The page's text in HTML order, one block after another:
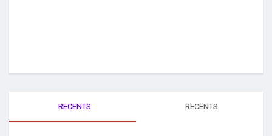
RECENTS RECENTS